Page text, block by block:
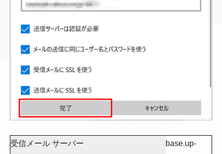
受信メール サーバー
base.up-